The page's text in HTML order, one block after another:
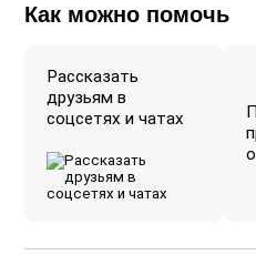
Как можно помочь
Рассказать
друзьям в
соцсетях и чатах